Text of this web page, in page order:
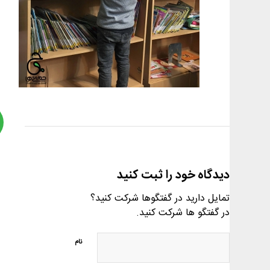
دیدگاه خود را ثبت کنید
تمایل دارید در گفتگوها شرکت کنید؟
در گفتگو ها شرکت کنید.
نام